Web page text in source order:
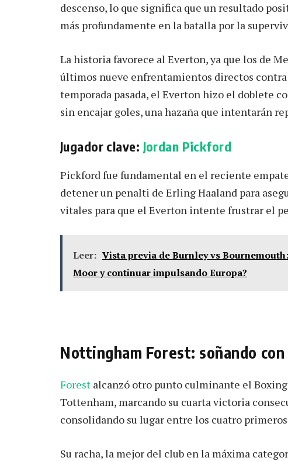
descenso, lo que significa que un resultado
más profundamente en la batalla por la
La historia favorece al Everton, ya que los de
últimos nueve enfrentamientos directos contra
temporada pasada, el Everton hizo el doblete
sin encajar goles, una hazaña que intentarán
Jugador clave: Jordan Pickford
Pickford fue fundamental en el reciente
detener un penalti de Erling Haaland para
vitales para que el Everton intente frustrar el
Leer: Vista previa de Burnley vs
Moor y continuar impulsando Europa?
Nottingham Forest: soñando con
Forest alcanzó otro punto culminante el
Tottenham, marcando su cuarta victoria
consolidando su lugar entre los cuatro
Su racha, la mejor del club en la máxima